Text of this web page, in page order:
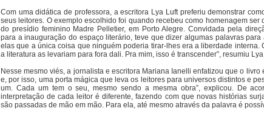
Com uma didática de professora, a escritora Lya Luft preferiu demonstrar
seus leitores. O exemplo escolhido foi quando recebeu como homenagem ser
do presídio feminino Madre Pelletier, em Porto Alegre. Convidada pela
para a inauguração do espaço literário, teve que dizer algumas palavras para
elas que a única coisa que ninguém poderia tirar-lhes era a liberdade interna.
a literatura as levariam para fora dali. Pra mim, isso é transcender”, resumiu
Nesse mesmo viés, a jornalista e escritora Mariana Ianelli enfatizou que o livro
e, por isso, uma porta mágica que leva os leitores para universos distintos e
um. Cada um tem o seu, mesmo sendo a mesma obra”, explicou. De
interpretação de cada leitor é diferente, fazendo com que novas histórias
são passadas de mão em mão. Para ela, até mesmo através da palavra é